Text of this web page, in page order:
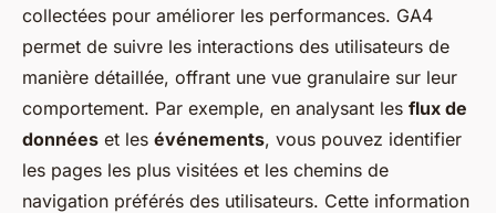
collectées pour améliorer les performances. GA4
permet de suivre les interactions des utilisateurs de
manière détaillée, offrant une vue granulaire sur leur
comportement. Par exemple, en analysant les flux de
données et les événements, vous pouvez identifier
les pages les plus visitées et les chemins de
navigation préférés des utilisateurs. Cette information